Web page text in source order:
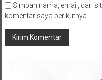
Simpan nama, email, dan
komentar saya berikutnya.